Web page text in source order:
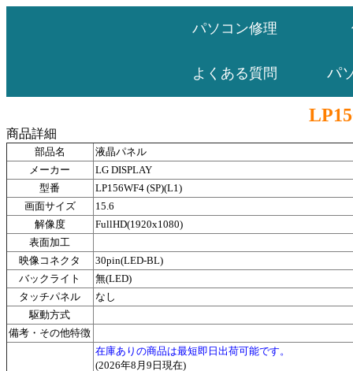
パソコン修理
よくある質問 パ
商品詳細
部品名
液晶パネル
メーカー
LG DISPLAY
型番
LP156WF4 (SP)(L1)
画面サイズ
15.6
解像度
FullHD(1920x1080)
表面加工
映像コネクタ
30pin(LED-BL)
バックライト
無(LED)
タッチパネル
なし
駆動方式
備考・その他特徴
在庫ありの商品は最短即日出荷可能です。
(2026年8月9日現在)